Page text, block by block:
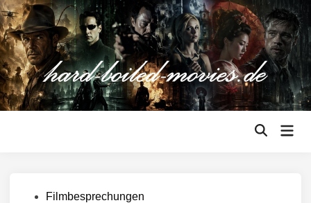
Zum
Inhalt
springen
Suche
Veröffentlicht
Filmbesprechungen